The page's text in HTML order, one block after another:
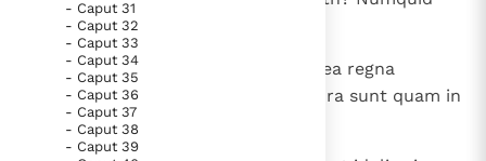
- Caput 31
- Caput 32
- Caput 33
- Caput 34
- Caput 35
- Caput 36
- Caput 37
- Caput 38
- Caput 39
non ut Damascus sic Samaria?
Quomodo apprehendit manus mea regna
idololatra, quorum simulacra plura sunt quam in
Ierusalem et in Samaria,